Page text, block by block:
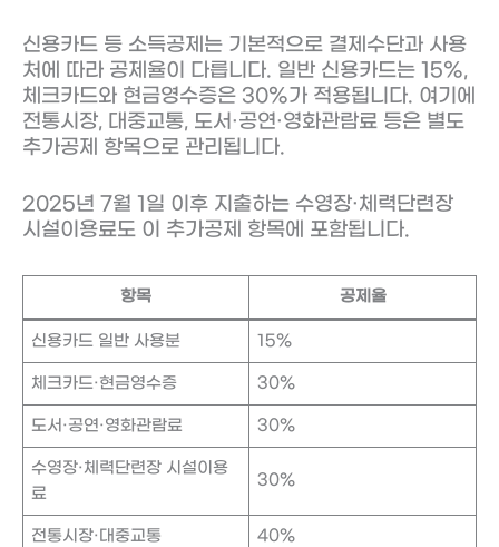
신용카드 등 소득공제는 기본적으로 결제수단과 사용
처에 따라 공제율이 다릅니다. 일반 신용카드는 15%,
체크카드와 현금영수증은 30%가 적용됩니다. 여기에
전통시장, 대중교통, 도서·공연·영화관람료 등은 별도
추가공제 항목으로 관리됩니다.
2025년 7월 1일 이후 지출하는 수영장·체력단련장
시설이용료도 이 추가공제 항목에 포함됩니다.
항목 공제율
신용카드 일반 사용분 15%
체크카드·현금영수증 30%
도서·공연·영화관람료 30%
수영장·체력단련장 시설이용
료
30%
전통시장·대중교통 40%